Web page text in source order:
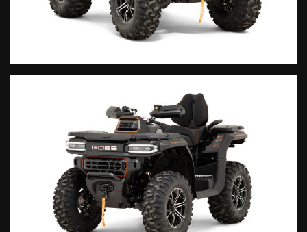
Peso a secco 475 kg
Capacità di carico 300 KG
Capacità serbatoio 26 lt
MOTORE
Tipo di motore Bicilindrico a V, raff. a liquido, SOHC, 8-valvole
Trasmissione CVT – L-H-N-R-P
Trazione Disinseribile 2WD/4WD
Freni a disco idraulici, due anteriori e uno posteriore centrale
Sospensioni Ant/Post: sospensione indipendente
Ammortizzatori Ant/Post: meccanico idraulico
Cerchi Ant: 14″ Post: 14″
Pneumatici Ant: 27×9-14 Post: 27×11-14